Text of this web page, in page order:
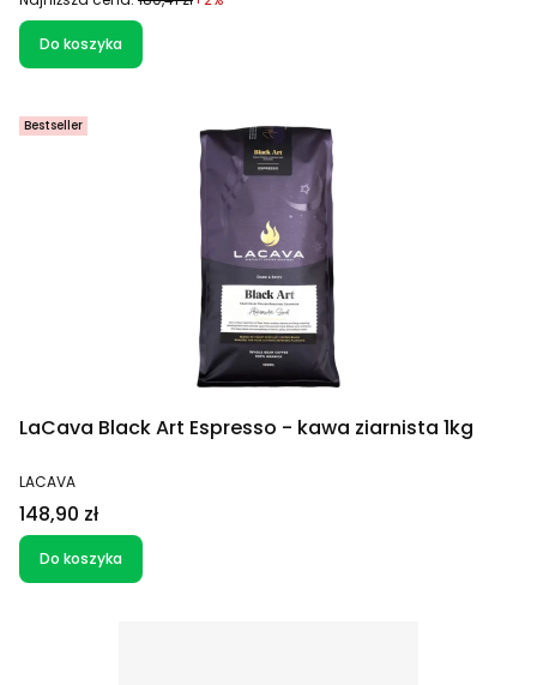
Do koszyka
Bestseller
LaCava Black Art Espresso - kawa ziarnista 1kg
PRODUCENT
LACAVA
Cena
148,90 zł
Do koszyka